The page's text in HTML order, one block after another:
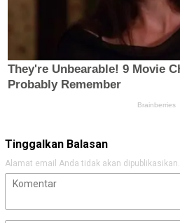
Tinggalkan Balasan
Alamat email Anda tidak akan dipublikasikan.